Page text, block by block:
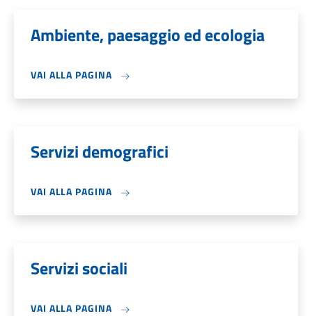
Ambiente, paesaggio ed ecologia
VAI ALLA PAGINA
Servizi demografici
VAI ALLA PAGINA
Servizi sociali
VAI ALLA PAGINA